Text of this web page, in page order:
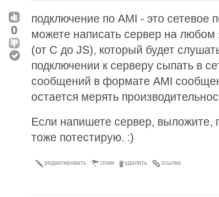
0
подключение по AMI - это сетевое
можете написать сервер на
(от С до JS), который будет
подключении к серверу сыпать в
сообщений в формате AMI
остается мерять
Если напишете сервер, выложите,
тоже потестирую. :)
ссылка
удалить
спам
редактировать